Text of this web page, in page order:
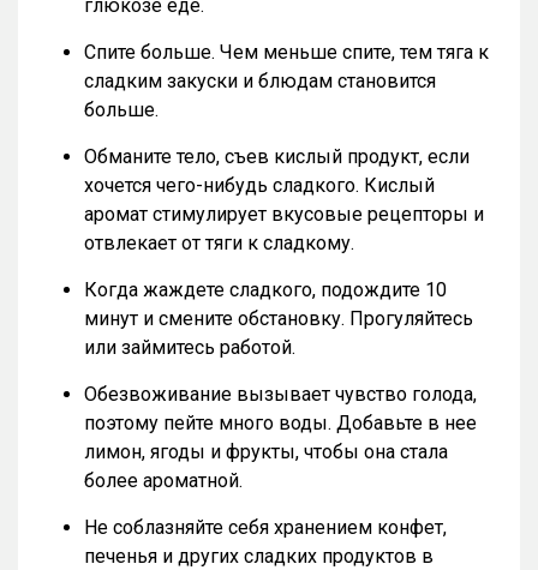
глюкозе еде.
Спите больше. Чем меньше спите, тем тяга к
сладким закуски и блюдам становится
больше.
Обманите тело, съев кислый продукт, если
хочется чего-нибудь сладкого. Кислый
аромат стимулирует вкусовые рецепторы и
отвлекает от тяги к сладкому.
Когда жаждете сладкого, подождите 10
минут и смените обстановку. Прогуляйтесь
или займитесь работой.
Обезвоживание вызывает чувство голода,
поэтому пейте много воды. Добавьте в нее
лимон, ягоды и фрукты, чтобы она стала
более ароматной.
Не соблазняйте себя хранением конфет,
печенья и других сладких продуктов в